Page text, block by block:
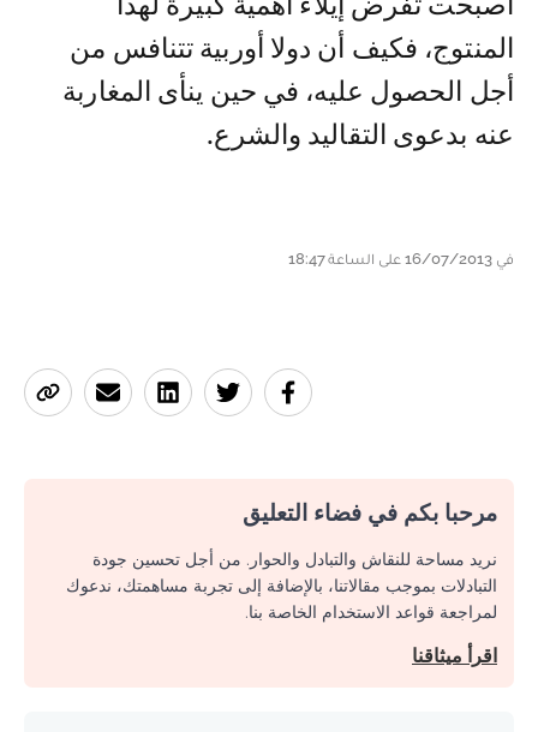
المنتوج، فكيف أن دولا أوربية تتنافس من
أجل الحصول عليه، في حين ينأى المغاربة
عنه بدعوى التقاليد والشرع.
في 16/07/2013 على الساعة 18:47
مرحبا بكم في فضاء التعليق
نريد مساحة للنقاش والتبادل والحوار. من أجل تحسين جودة
التبادلات بموجب مقالاتنا، بالإضافة إلى تجربة مساهمتك، ندعوك
لمراجعة قواعد الاستخدام الخاصة بنا.
اقرأ ميثاقنا